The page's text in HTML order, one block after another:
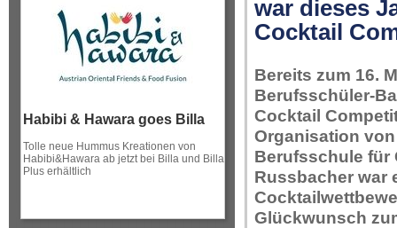
Habibi & Hawara goes Billa
Tolle neue Hummus Kreationen von
Habibi&Hawara ab jetzt bei Billa und Billa
Plus erhältlich
war dieses
Cocktail
Bereits zum 16.
Berufsschüler-
Cocktail
Organisation
Berufsschule für
Russbacher war
Glückwunsch